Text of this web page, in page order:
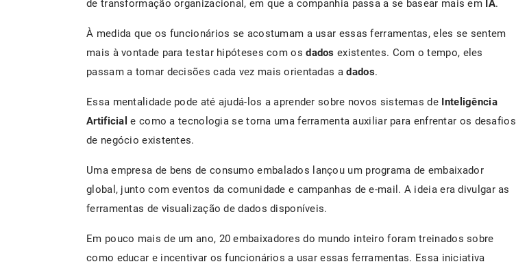
de transformação organizacional, em que a companhia passa a se basear mais em IA.
À medida que os funcionários se acostumam a usar essas ferramentas, eles se sentem
mais à vontade para testar hipóteses com osdadosexistentes. Com o tempo, eles
passam a tomar decisões cada vez mais orientadas adados.
Essa mentalidade pode até ajudá-los a aprender sobre novos sistemas de Inteligência
Artificial e como a tecnologia se torna uma ferramenta auxiliar para enfrentar os desafios
de negócio existentes.
Uma empresa de bens de consumo embalados lançou um programa de embaixador
global, junto com eventos da comunidade e campanhas de e-mail. A ideia era divulgar as
ferramentas de visualização de dados disponíveis.
Em pouco mais de um ano, 20 embaixadores do mundo inteiro foram treinados sobre
como educar e incentivar os funcionários a usar essas ferramentas. Essa iniciativa